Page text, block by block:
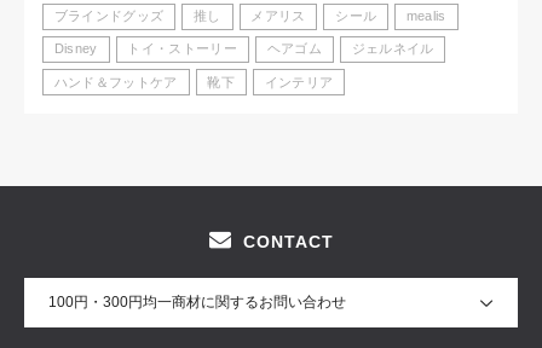
ブラインドグッズ 推し メアリス シール mealis
Disney トイ・ストーリー ヘアゴム ジェルネイル
ハンド＆フットケア 靴下 インテリア
CONTACT
100円・300円均一商材に関するお問い合わせ